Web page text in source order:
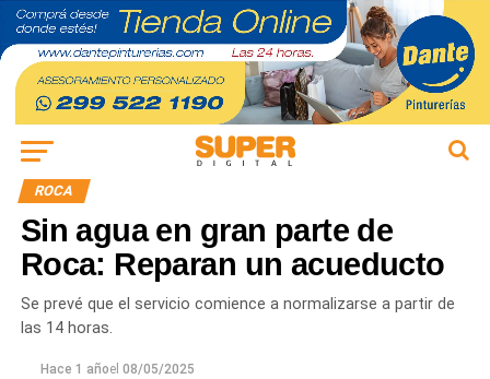
ROCA
Sin agua en gran parte de
Roca: Reparan un acueducto
Se prevé que el servicio comience a normalizarse a partir de
las 14 horas.
Hace 1 añoel 08/05/2025